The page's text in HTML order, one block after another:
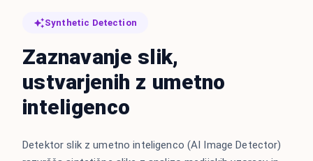
Synthetic Detection
Zaznavanje slik,
ustvarjenih z umetno
inteligenco
Detektor slik z umetno inteligenco (AI Image Detector)